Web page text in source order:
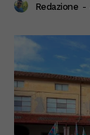
Redazione -